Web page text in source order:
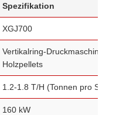
Spezifikation
XGJ700
Vertikalring-Druckmaschine für
Holzpellets
1.2-1.8 T/H (Tonnen pro
160 kW